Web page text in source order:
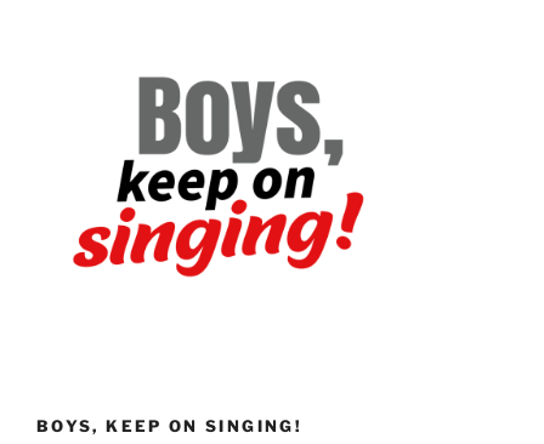
BOYS, KEEP ON SINGING!